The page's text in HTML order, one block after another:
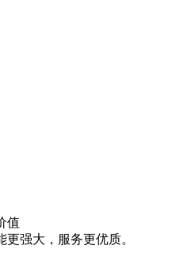
值
强大，服务更优质。